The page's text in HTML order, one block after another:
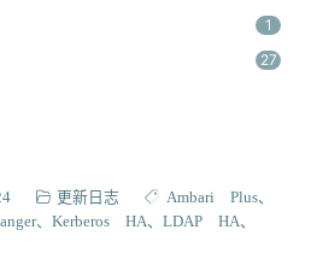
1
27
68
更新日志
Ambari Plus
Kerberos HA
LDAP HA